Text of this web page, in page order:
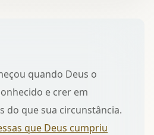
quando Deus o
e crer em
do que sua circunstância.
que Deus cumpriu